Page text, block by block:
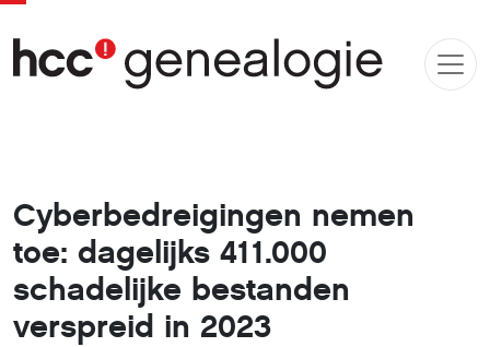
Cyberbedreigingen nemen
toe: dagelijks 411.000
schadelijke bestanden
verspreid in 2023